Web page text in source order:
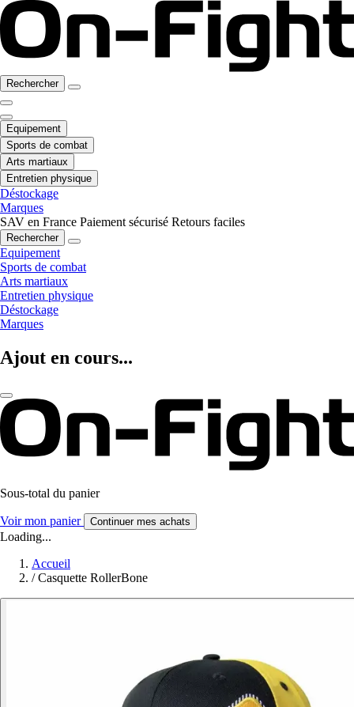
Rechercher
Equipement
Sports de combat
Arts martiaux
Entretien physique
Déstockage
Marques
SAV en France Paiement sécurisé Retours faciles
Rechercher
Equipement
Sports de combat
Arts martiaux
Entretien physique
Déstockage
Marques
Ajout en cours...
Sous-total du panier
Voir mon panier Continuer mes achats
Loading...
Accueil
/ Casquette RollerBone